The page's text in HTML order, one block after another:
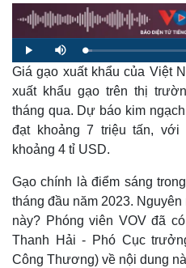
P
l
a
y
M
u
e
L
o
a
d
d
3
.
1
5
Giá gạo xuất khẩu của Việt
xuất khẩu gạo trên thị
tháng qua. Dự báo kim
đạt khoảng 7 triệu tấn,
khoảng 4 tỉ USD.
Gạo chính là điểm sáng
tháng đầu năm 2023.
này? Phóng viên VOV đã
Thanh Hải - Phó Cục
Công Thương) về nội dung